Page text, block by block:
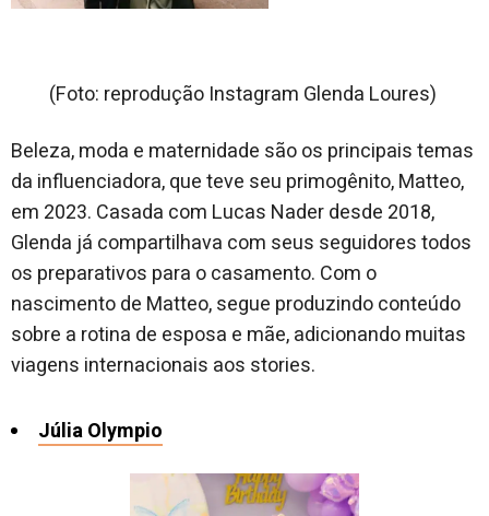
(Foto: reprodução Instagram Glenda Loures)
Beleza, moda e maternidade são os principais temas
da influenciadora, que teve seu primogênito, Matteo,
em 2023. Casada com Lucas Nader desde 2018,
Glenda já compartilhava com seus seguidores todos
os preparativos para o casamento. Com o
nascimento de Matteo, segue produzindo conteúdo
sobre a rotina de esposa e mãe, adicionando muitas
viagens internacionais aos stories.
Júlia Olympio